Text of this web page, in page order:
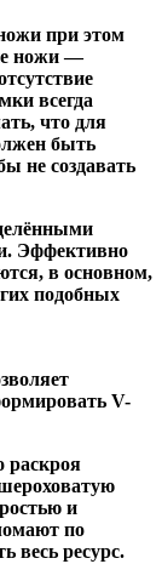
при этом
ножи —
всегда
что для
быть
не создавать
Эффективно
в основном,
подобных
V-
раскроя
и
по
весь ресурс.